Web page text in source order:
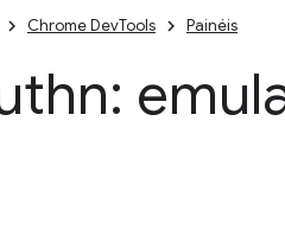
Chrome DevTools Painéis